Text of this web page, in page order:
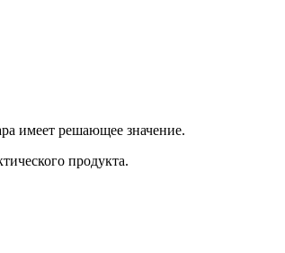
имеет решающее значение.
продукта.